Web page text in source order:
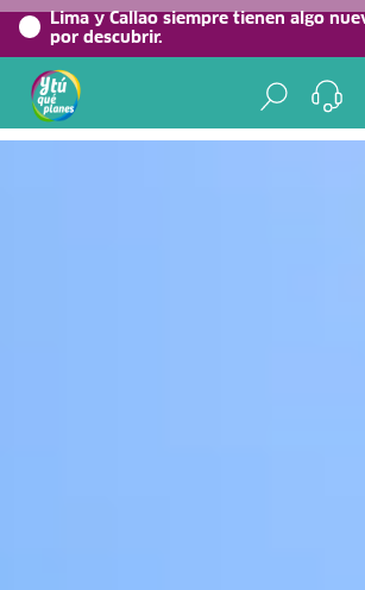
Lima y Callao siempre tienen algo
por descubrir.
Home/Blog viajero